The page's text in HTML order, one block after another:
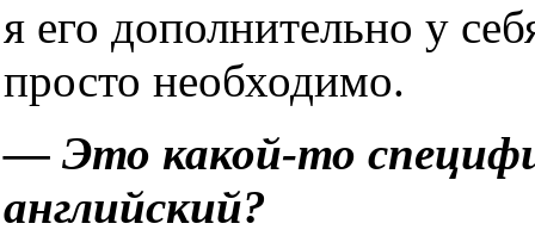
я его дополнительно у
просто необходимо.
— Это какой-то
английский?